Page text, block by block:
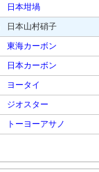
日本坩堝
日本山村硝子
東海カーボン
日本カーボン
ヨータイ
ジオスター
トーヨーアサノ